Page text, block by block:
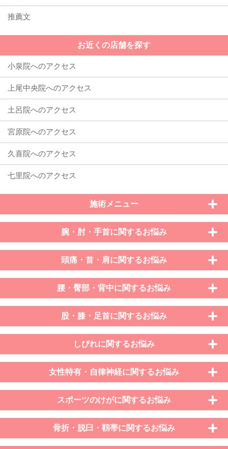
推薦文
お近くの店舗を探す
施術メニュー
腕・肘・手首に関するお悩み
頭痛・首・肩に関するお悩み
腰・臀部・背中に関するお悩み
股・膝・足首に関するお悩み
しびれに関するお悩み
女性特有・自律神経に関するお悩み
スポーツのけがに関するお悩み
骨折・脱臼・靱帯に関するお悩み